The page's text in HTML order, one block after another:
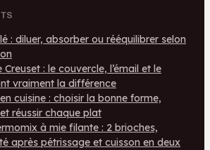
: diluer, absorber ou rééquilibrer selon
: le couvercle, l’émail et le
vraiment la différence
cuisine : choisir la bonne forme,
réussir chaque plat
à mie filante : 2 brioches,
après pétrissage et cuisson en deux